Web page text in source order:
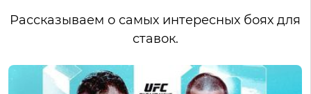
Рассказываем о самых интересных боях для
ставок.